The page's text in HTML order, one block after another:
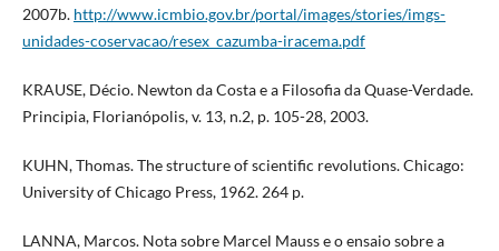
2007b. http://www.icmbio.gov.br/portal/images/stories/imgs-
unidades-coservacao/resex_cazumba-iracema.pdf
KRAUSE, Décio. Newton da Costa e a Filosofia da Quase-Verdade.
Principia, Florianópolis, v. 13, n.2, p. 105-28, 2003.
KUHN, Thomas. The structure of scientific revolutions. Chicago:
University of Chicago Press, 1962. 264 p.
LANNA, Marcos. Nota sobre Marcel Mauss e o ensaio sobre a